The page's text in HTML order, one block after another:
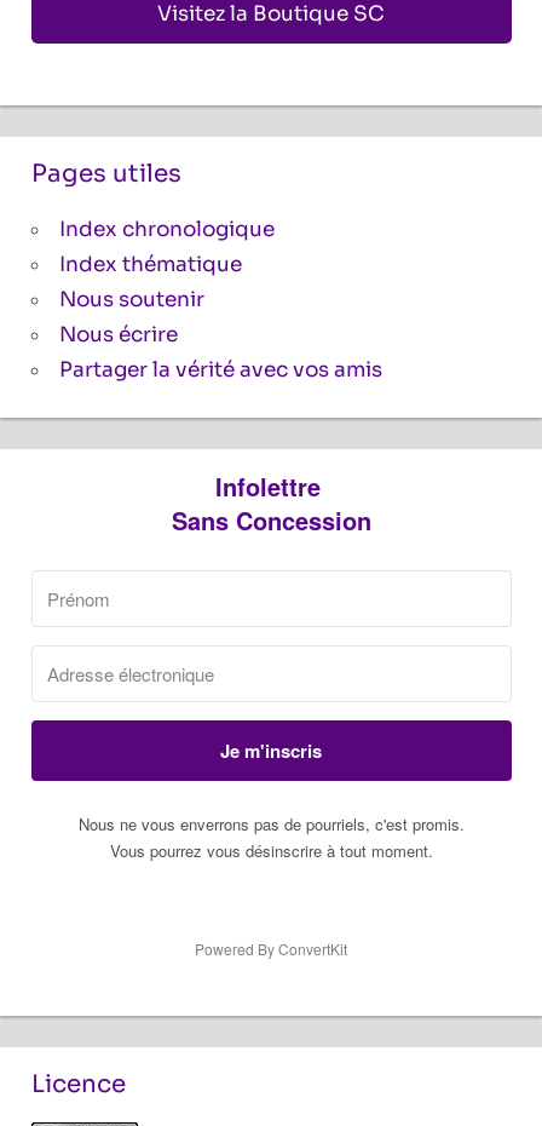
Visitez la Boutique SC
Pages utiles
Index chronologique
Index thématique
Nous soutenir
Nous écrire
Partager la vérité avec vos amis
Infolettre
Sans Concession
Je m'inscris
Nous ne vous enverrons pas de pourriels, c'est promis.
Vous pourrez vous désinscrire à tout moment.
Powered By ConvertKit
Licence